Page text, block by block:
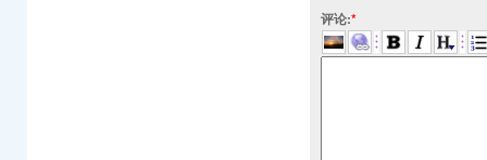
评论:*